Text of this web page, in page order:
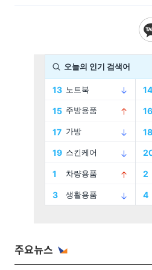
주요뉴스